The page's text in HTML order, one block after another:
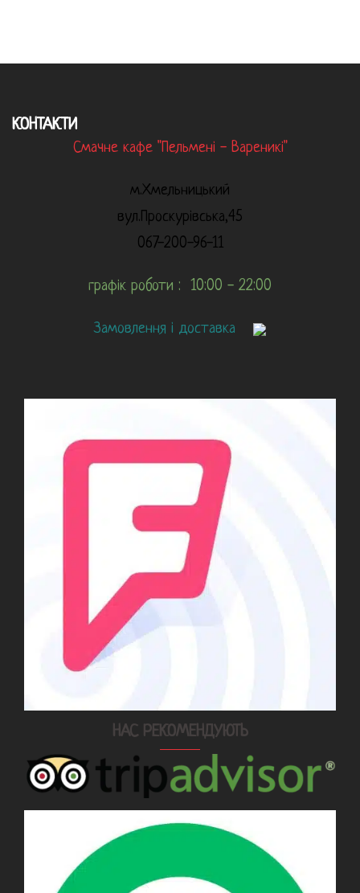
КОНТАКТИ
Смачне кафе "Пельмені - Вареникі"
м.Хмельницький
вул.Проскурівська,45
067-200-96-11
графік роботи : 10:00 - 22:00
Замовлення і доставка
НАС РЕКОМЕНДУЮТЬ